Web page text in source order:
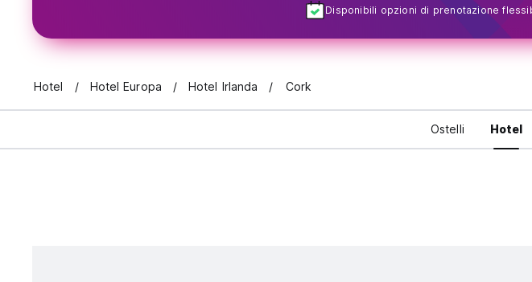
Disponibili opzioni di prenotazione
Hotel Hotel Europa Hotel Irlanda Cork
Ostelli Hotel